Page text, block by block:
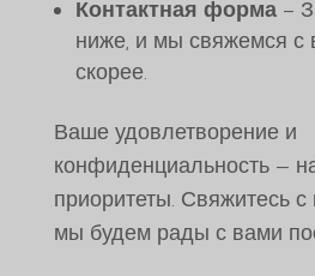
Контактная форма–
ниже, и мы свяжемся с
скорее.
Ваше удовлетворение и
конфиденциальность —
приоритеты. Свяжитесь
мы будем рады с вами